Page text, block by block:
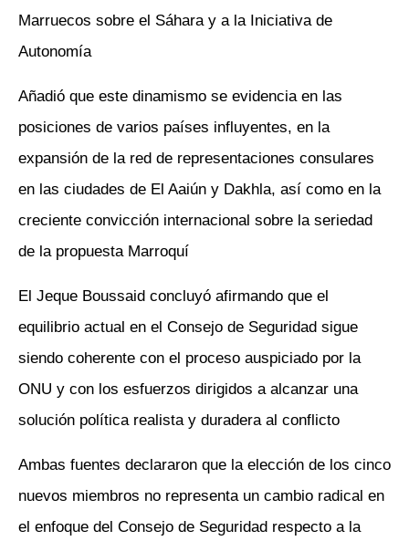
Marruecos sobre el Sáhara y a la Iniciativa de
Autonomía
Añadió que este dinamismo se evidencia en las
posiciones de varios países influyentes, en la
expansión de la red de representaciones consulares
en las ciudades de El Aaiún y Dakhla, así como en la
creciente convicción internacional sobre la seriedad
de la propuesta Marroquí
El Jeque Boussaid concluyó afirmando que el
equilibrio actual en el Consejo de Seguridad sigue
siendo coherente con el proceso auspiciado por la
ONU y con los esfuerzos dirigidos a alcanzar una
solución política realista y duradera al conflicto
Ambas fuentes declararon que la elección de los cinco
nuevos miembros no representa un cambio radical en
el enfoque del Consejo de Seguridad respecto a la